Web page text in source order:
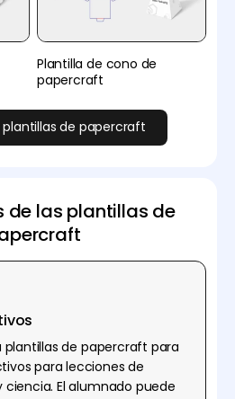
Plantilla de cono de
papercraft
plantillas de papercraft
de las plantillas de
plantillas de papercraft para
para lecciones de
El alumnado puede